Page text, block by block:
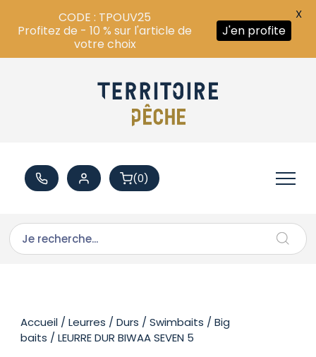
(0)
Accueil /Leurres /Durs /Swimbaits / Big
baits / LEURRE DUR BIWAA SEVEN 5
CODE : TPOUV25
Profitez de - 10 % sur l'article de
votre choix
J'en profite
X